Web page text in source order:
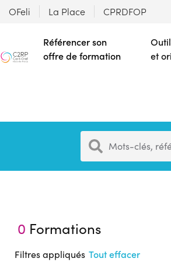
OFeli La Place CPRDFOP
Référencer son
offre de formation
et
Formation
Mots-clés,
0 Formations
Filtres appliqués Tout effacer